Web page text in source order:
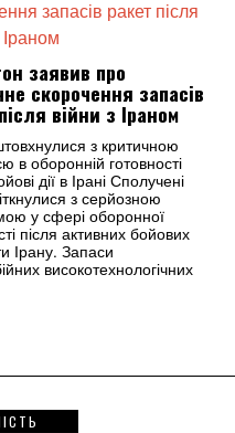
заявив про
скорочення запасів
війни з Іраном
з критичною
в оборонній готовності
дії в Ірані Сполучені
з серйозною
у сфері оборонної
після активних бойових
Ірану. Запаси
високотехнологічних